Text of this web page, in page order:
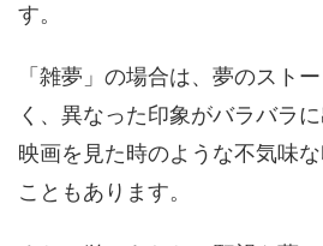
す。
「雑夢」の場合は、夢のスト
く、異なった印象がバラバラ
映画を見た時のような不気味
こともあります。